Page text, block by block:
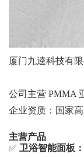
厦门九逵科技有
公司主营 PMMA
企业资质：国家高
主营产品
✅ 卫浴智能面板：